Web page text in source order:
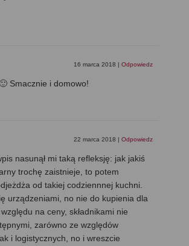
16 marca 2018 | Odpowiedz
Smacznie i domowo!
22 marca 2018 | Odpowiedz
nasunął mi taką refleksję: jak jakiś
trochę zaistnieje, to potem
od takiej codziennnej kuchni.
urządzeniami, no nie do kupienia dla
na ceny, składnikami nie
zarówno ze względów
i logistycznych, no i wreszcie